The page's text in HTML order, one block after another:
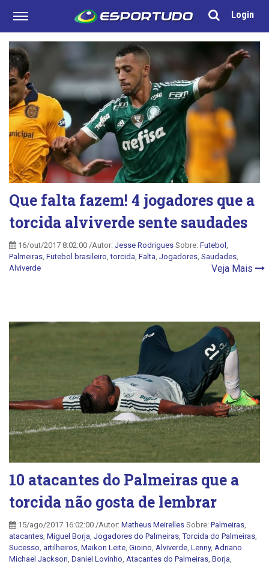
Login
Que falta fazem! 4 jogadores que a
torcida alviverde sente saudades
16/out/2017 8:02:00 /Autor: Jesse Rodrigues Sobre: Futebol
Palmeiras Futebol brasileiro ,torcida Falta Jogadores Saudades
Alviverde
Veja Mais
10 atacantes do Palmeiras que a
torcida não gosta de lembrar
15/ago/2017 16:02:00 /Autor: Matheus Meirelles Sobre: Palmeiras
atacantes Miguel Borja Jogadores do Palmeiras ,Torcida do Palmeiras
Sucesso artilheiros Maikon Leite Gioino Alviverde Lenny, Adriano
Michael Jackson Daniel Lovinho Atacantes do Palmeiras Borja